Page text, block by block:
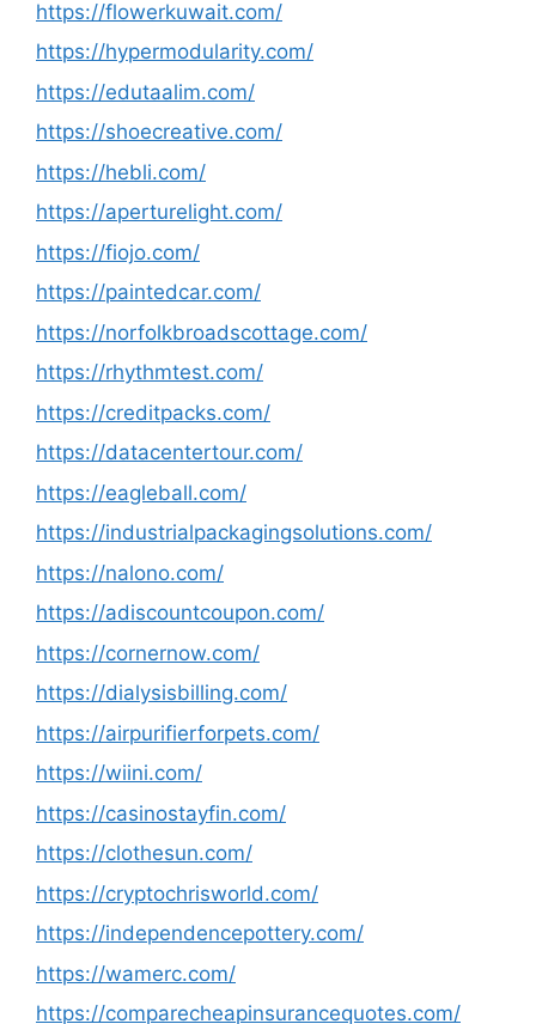
https://flowerkuwait.com/
https://hypermodularity.com/
https://edutaalim.com/
https://shoecreative.com/
https://hebli.com/
https://aperturelight.com/
https://fiojo.com/
https://paintedcar.com/
https://norfolkbroadscottage.com/
https://rhythmtest.com/
https://creditpacks.com/
https://datacentertour.com/
https://eagleball.com/
https://industrialpackagingsolutions.com/
https://nalono.com/
https://adiscountcoupon.com/
https://cornernow.com/
https://dialysisbilling.com/
https://airpurifierforpets.com/
https://wiini.com/
https://casinostayfin.com/
https://clothesun.com/
https://cryptochrisworld.com/
https://independencepottery.com/
https://wamerc.com/
https://comparecheapinsurancequotes.com/